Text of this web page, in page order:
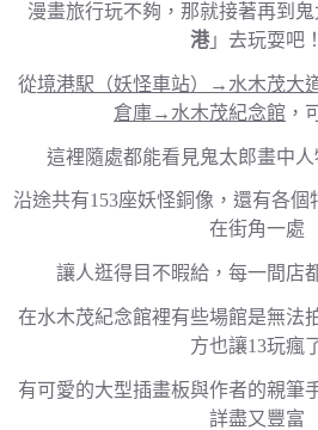
漫畫旅行玩不夠，那就接著再到
港」去玩耍吧！
從境港駅（妖怪車站）→水木茂大
倉庫→水木茂紀念館 ，
這裡隨處都能看見鬼太郎畫中
沿途共有153座妖怪銅像，還有各
在街角一處
讓人逛得目不暇給，每一間店
在水木茂紀念館裡有些場館是無法
方也讓13玩瘋
有可愛的大型插畫板與作者的親筆
詳盡又豐富